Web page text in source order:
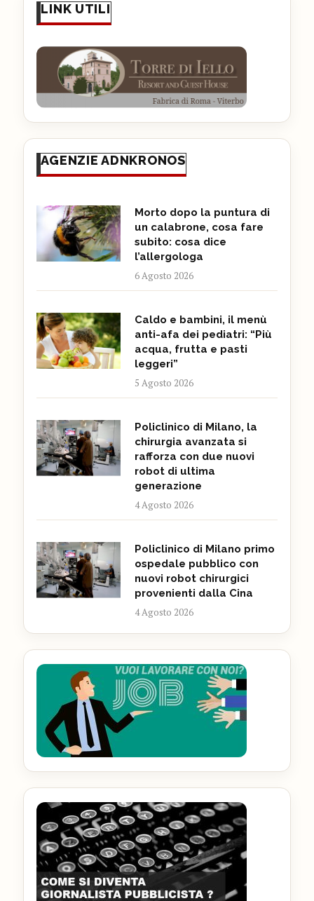
LINK UTILI
AGENZIE ADNKRONOS
Morto dopo la puntura di
un calabrone, cosa fare
subito: cosa dice
l’allergologa
6 Agosto 2026
Caldo e bambini, il menù
anti-afa dei pediatri: “Più
acqua, frutta e pasti
leggeri”
5 Agosto 2026
Policlinico di Milano, la
chirurgia avanzata si
rafforza con due nuovi
robot di ultima
generazione
4 Agosto 2026
Policlinico di Milano primo
ospedale pubblico con
nuovi robot chirurgici
provenienti dalla Cina
4 Agosto 2026